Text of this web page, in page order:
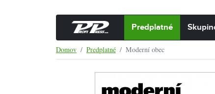
Predplatné
Domov Predplatné Moderní obec